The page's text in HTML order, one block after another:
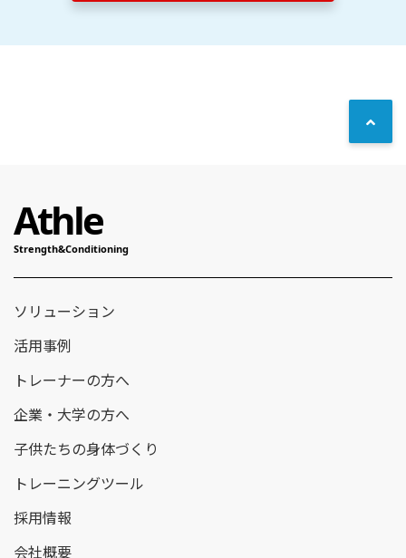
ソリューション
活用事例
トレーナーの方へ
企業・大学の方へ
子供たちの身体づくり
トレーニングツール
採用情報
会社概要